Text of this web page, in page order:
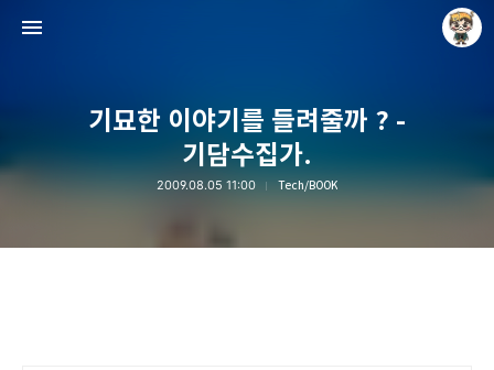
기묘한 이야기를 들려줄까 ? -
기담수집가.
2009.08.05 11:00 Tech/BOOK
Raycat : Photo and Story